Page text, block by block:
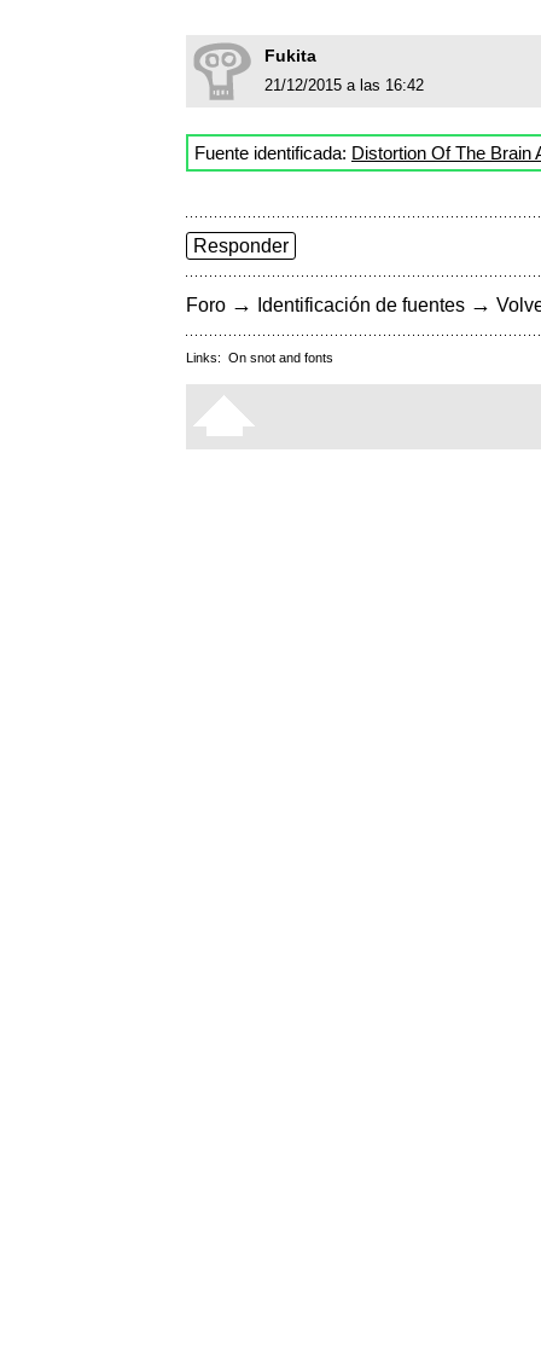
Fukita
21/12/2015 a las 16:42
Fuente identificada: Distortion Of The Brain
Responder
Foro → Identificación de fuentes →
Links: On snot and fonts